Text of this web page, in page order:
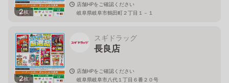
2枚
店舗HPをご確認ください
岐阜県岐阜市鶴田町２丁目１－１
2枚
スギドラッグ
長良店
店舗HPをご確認ください
岐阜県岐阜市八代１丁目６番２０号